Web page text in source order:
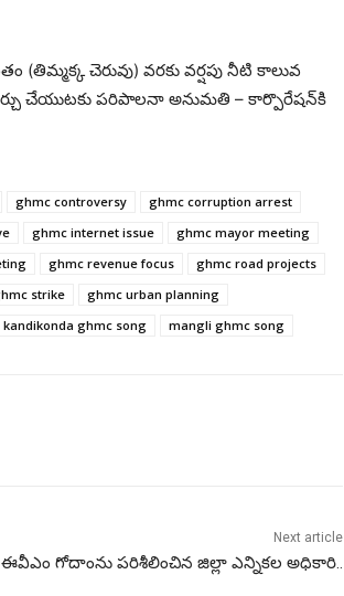
చెరువు) వరకు వర్షపు నీటి కాలువ
చేయుటకు పరిపాలనా అనుమతి – కార్పొరేషన్‌కి
ghmc controversy
ghmc corruption arrest
ghmc internet issue
ghmc mayor meeting
ghmc revenue focus
ghmc road projects
strike
ghmc urban planning
kandikonda ghmc song mangli ghmc song
Next article
ఈవీఎం గోదాంను పరిశీలించిన జిల్లా ఎన్నికల అధికారి..